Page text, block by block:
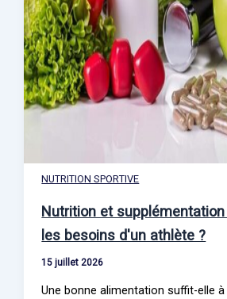
NUTRITION SPORTIVE
Nutrition et
les besoins d'un athlète ?
15 juillet 2026
Une bonne alimentation suffit-elle